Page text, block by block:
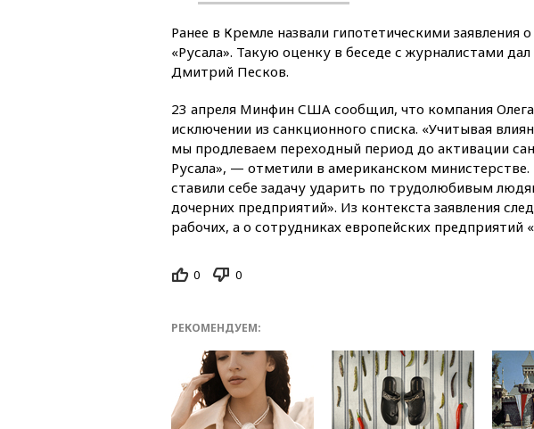
Ранее в Кремле назвали гипотетическими заявления
«Русала». Такую оценку в беседе с журналистами
Дмитрий Песков.
23 апреля Минфин США сообщил, что компания
исключении из санкционного списка. «Учитывая
мы продлеваем переходный период до активации
Русала», — отметили в американском
ставили себе задачу ударить по трудолюбивым
дочерних предприятий». Из контекста заявления
рабочих, а о сотрудниках европейских предприятий
0 0
РЕКОМЕНДУЕМ: